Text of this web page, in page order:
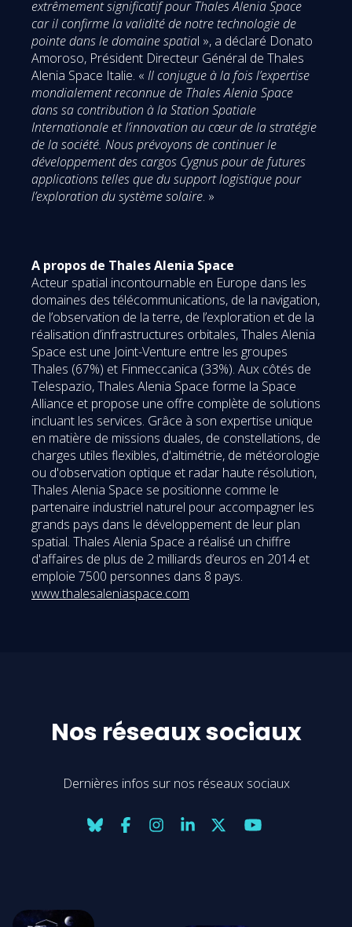
extrêmement significatif pour Thales Alenia Space
car il confirme la validité de notre technologie de
pointe dans le domaine spatial », a déclaré Donato
Amoroso, Président Directeur Général de Thales
Alenia Space Italie. « Il conjugue à la fois l’expertise
mondialement reconnue de Thales Alenia Space
dans sa contribution à la Station Spatiale
Internationale et l’innovation au cœur de la stratégie
de la société. Nous prévoyons de continuer le
développement des cargos Cygnus pour de futures
applications telles que du support logistique pour
l’exploration du système solaire. »
A propos de Thales Alenia Space
Acteur spatial incontournable en Europe dans les
domaines des télécommunications, de la navigation,
de l’observation de la terre, de l’exploration et de la
réalisation d’infrastructures orbitales, Thales Alenia
Space est une Joint-Venture entre les groupes
Thales (67%) et Finmeccanica (33%). Aux côtés de
Telespazio, Thales Alenia Space forme la Space
Alliance et propose une offre complète de solutions
incluant les services. Grâce à son expertise unique
en matière de missions duales, de constellations, de
charges utiles flexibles, d'altimétrie, de météorologie
ou d'observation optique et radar haute résolution,
Thales Alenia Space se positionne comme le
partenaire industriel naturel pour accompagner les
grands pays dans le développement de leur plan
spatial. Thales Alenia Space a réalisé un chiffre
d'affaires de plus de 2 milliards d’euros en 2014 et
emploie 7500 personnes dans 8 pays.
www.thalesaleniaspace.com
Nos réseaux sociaux
Dernières infos sur nos réseaux sociaux